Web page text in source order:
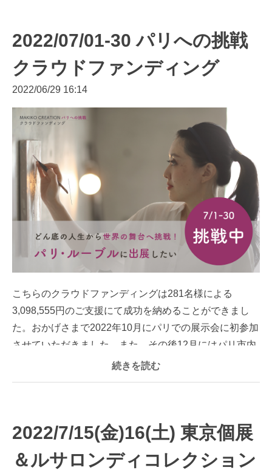
2022/07/01-30 パリへの挑戦
クラウドファンディング
2022/06/29 16:14
こちらのクラウドファンディングは281名様による
3,098,555円のご支援にて成功を納めることができまし
た。おかげさまで2022年10月にパリでの展示会に初参加
させていただきました。また、その後12月にはパリ市内
続きを読む
2022/7/15(金)16(土) 東京個展
＆ルサロンディコレクション